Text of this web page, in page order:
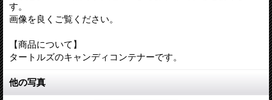
す。
画像を良くご覧ください。
【商品について】
タートルズのキャンディコンテナーです。
他の写真